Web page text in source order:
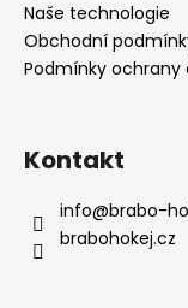
Naše technologie
Obchodní
Podmínky ochrany
Kontakt
info@brabo-
brabohokej.cz